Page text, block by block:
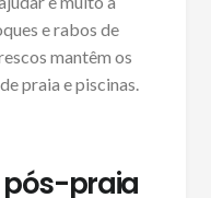
e rabos de
mantêm os
praia e piscinas.
pós-praia